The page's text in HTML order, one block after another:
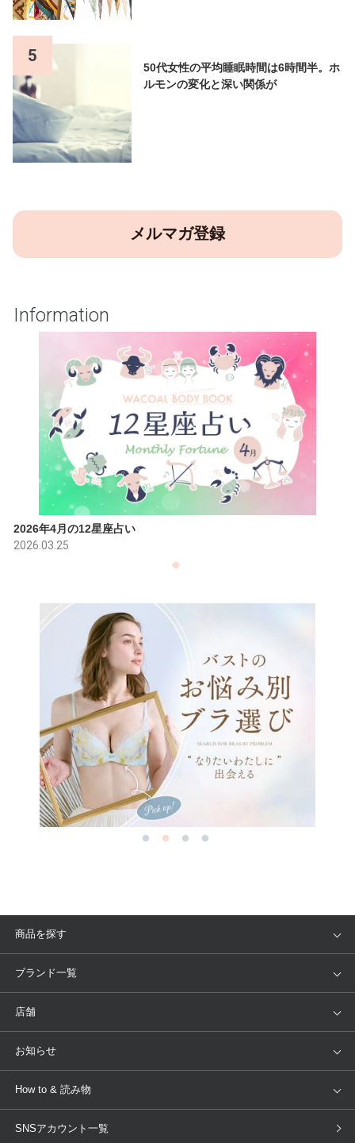
5
50代女性の平均睡眠時間は6時間半。ホ
ルモンの変化と深い関係が
メルマガ登録
Information
2026年4月の12星座占い
2026.03.25
商品を探す
アイテム
トピックス
ブランド一覧
WACOAL
AMPHI une nana cool
OUR WACOAL
店舗
店舗を探す
ブラ無料診断
お知らせ
新着情報
How to & 読み物
下着の基礎知識
SNSアカウント一覧